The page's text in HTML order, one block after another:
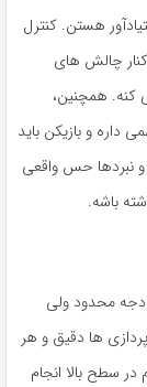
هستن. کنترل
چالش های
کنه. همچنین،
و بازیکن باید
نبردها حس واقعی
باشه.
محدود ولی
ها دقیق و هر
سطح بالا انجام